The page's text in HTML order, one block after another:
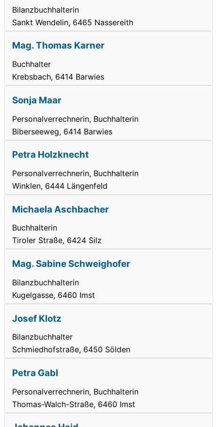
Bilanzbuchhalterin
Sankt Wendelin, 6465 Nassereith
Mag. Thomas Karner
Buchhalter
Krebsbach, 6414 Barwies
Sonja Maar
Personalverrechnerin, Buchhalterin
Biberseeweg, 6414 Barwies
Petra Holzknecht
Personalverrechnerin, Buchhalterin
Winklen, 6444 Längenfeld
Michaela Aschbacher
Buchhalterin
Tiroler Straße, 6424 Silz
Mag. Sabine Schweighofer
Bilanzbuchhalterin
Kugelgasse, 6460 Imst
Josef Klotz
Bilanzbuchhalter
Schmiedhofstraße, 6450 Sölden
Petra Gabl
Personalverrechnerin, Buchhalterin
Thomas-Walch-Straße, 6460 Imst